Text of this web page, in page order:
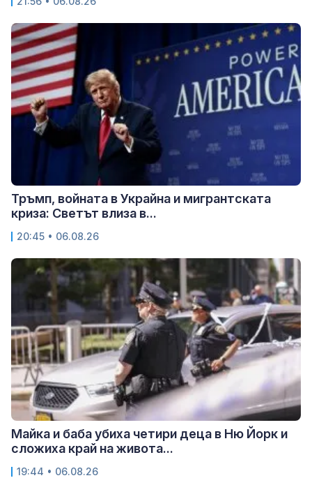
Тръмп, войната в Украйна и мигрантската
криза: Светът влиза в...
20:45 • 06.08.26
Майка и баба убиха четири деца в Ню Йорк и
сложиха край на живота...
19:44 • 06.08.26